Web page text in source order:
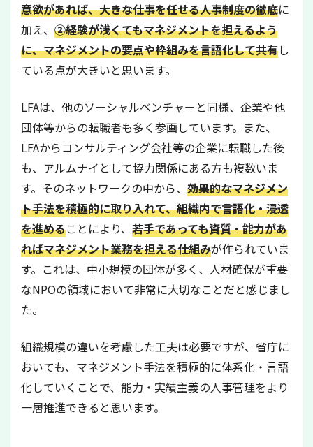
意欲があれば、大きな仕事を任せる人事制度の徹底に
加え、 ②経験が浅くてもマネジメントを担えるよう
に、マネジメントの要点や枠組みを言語化して共有し
ている点が大きいと思います。
LFAは、他のソーシャルベンチャーと同様、企業や他
団体等からの転職者も多く参画しています。また、
LFAからコンサルティング会社等の企業に転職した後
も、アルムナイとして協力関係にある方も複数いま
す。そのネットワークの中から、 効果的なマネジメン
ト手法を積極的に取り入れて、組織内で言語化・浸透
を進めることにより、 若手であっても資質・能力があ
ればマネジメント業務を担える仕組みが作られていま
す。これは、中小規模の団体が多く、人材確保が重要
なNPOの領域において非常に大切なことだと感じまし
た。
組織規模の違いを考慮した工夫は必要ですが、省庁に
おいても、マネジメント手法を積極的に体系化・言語
化していくことで、能力・実績主義の人事管理をより
一層推進できると思います。